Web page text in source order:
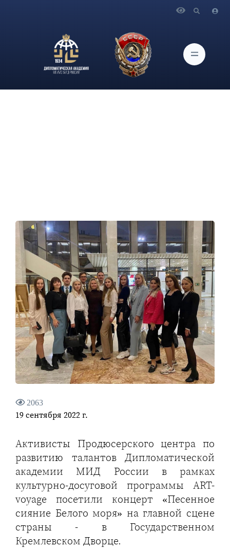
Дипломатической академии МИД России в рамках
культурно-досуговой программы ART-voyage посетили
концерт «Песенное сияние Белого моря»
2063
19 сентября 2022 г.
Активисты Продюсерского центра по
развитию талантов Дипломатической
академии МИД России в рамках
культурно-досуговой программы ART-
voyage посетили концерт «Песенное
сияние Белого моря» на главной сцене
страны - в Государственном
Кремлевском Дворце.